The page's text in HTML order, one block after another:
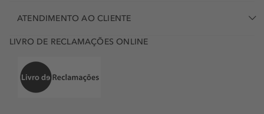
ATENDIMENTO AO CLIENTE
LIVRO DE RECLAMAÇÕES ONLINE